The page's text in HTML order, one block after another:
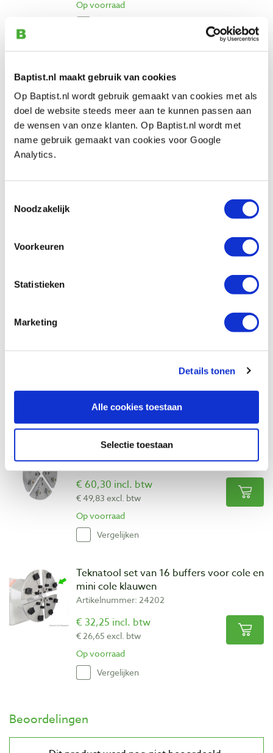
Baptist.nl maakt gebruik van cookies
Op Baptist.nl wordt gebruik gemaakt van cookies met als
doel de website steeds meer aan te kunnen passen aan
de wensen van onze klanten. Op Baptist.nl wordt met
name gebruik gemaakt van cookies voor Google
Analytics.
Noodzakelijk
Voorkeuren
Statistieken
Marketing
Details tonen
Alle cookies toestaan
Selectie toestaan
Op voorraad
Artikelnummer: 30976
€ 149,00 incl. btw
€ 123,14 excl. btw
Op voorraad
Op voorraad
Vergelijken
Teknatool set klauwen mini cole
Artikelnummer: 24188
€ 60,30 incl. btw
€ 49,83 excl. btw
Op voorraad
Vergelijken
Teknatool set van 16 buffers voor cole en
mini cole klauwen
Artikelnummer: 24202
€ 32,25 incl. btw
€ 26,65 excl. btw
Op voorraad
Vergelijken
Beoordelingen